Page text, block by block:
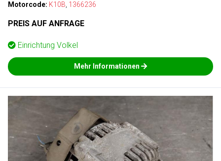
Motorcode: K10B 1366236
PREIS AUF ANFRAGE
Einrichtung Volkel
Mehr Informationen